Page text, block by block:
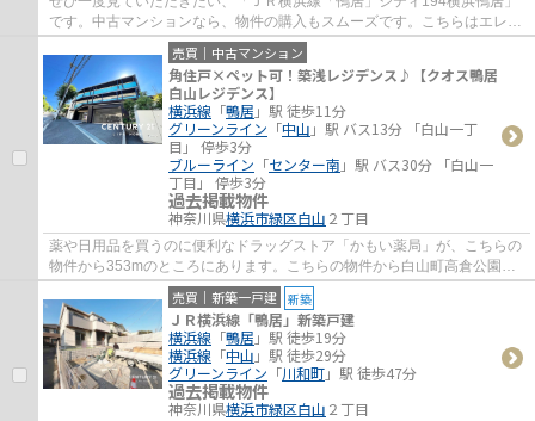
です。中古マンションなら、物件の購入もスムーズです。こちらはエレベ
ーター付き物件です。駅まで徒歩9分の場所...
売買｜中古マンション
角住戸×ペット可！築浅レジデンス♪【クオス鴨居
白山レジデンス】
横浜線 「鴨居 」駅 徒歩11分
グリーンライン 「中山 」駅 バス13分 「白山一丁
目」 停歩3分
ブルーライン 「センター南 」駅 バス30分 「白山一
丁目」 停歩3分
過去掲載物件
神奈川県横浜市緑区白山 ２丁目
薬や日用品を買うのに便利なドラッグストア「かもい薬局」が、こちらの
物件から353mのところにあります。こちらの物件から白山町高倉公園ま
で292mです。綺麗に整備された中古マンショ...
売買｜新築一戸建 新築
ＪＲ横浜線「鴨居」新築戸建
横浜線 「鴨居 」駅 徒歩19分
横浜線 「中山 」駅 徒歩29分
グリーンライン 「川和町」駅 徒歩47分
過去掲載物件
神奈川県横浜市緑区白山 ２丁目